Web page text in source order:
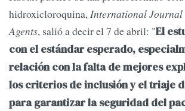
hidroxicloroquina,International
Agents, salió a decir el 7 de abril: "El
con el estándar esperado,
relación con la falta de mejores
los criterios de inclusión y el triaje
para garantizar la seguridad del